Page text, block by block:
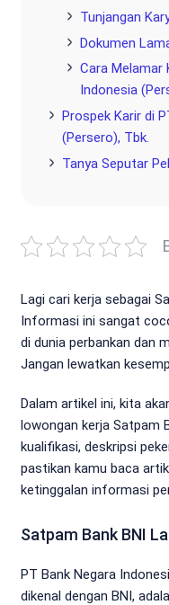
Tunjangan
Dokumen
Cara Melamar
Indonesia
Prospek Karir di
(Persero), Tbk.
Tanya Seputar
Lagi cari kerja sebagai
Informasi ini sangat
di dunia perbankan dan
Jangan lewatkan
Dalam artikel ini, kita
lowongan kerja Satpam
kualifikasi, deskripsi
pastikan kamu baca
ketinggalan informasi
Satpam Bank BNI
PT Bank Negara
dikenal dengan BNI,